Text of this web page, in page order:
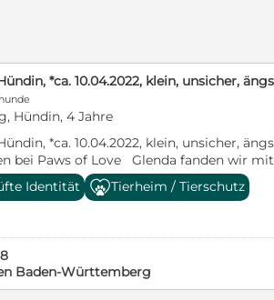
*ca. 10.04.2022, klein, unsicher,
Hündin, 4 Jahre
*ca. 10.04.2022, klein, unsicher,
bei Paws of Love Glenda fanden wir
voller Stress und Angst brachte
tot zur Welt. Ein unfassbar trauriger
viel für ihre kleine Seele. Glenda traut
ihr Körper angespannt. Wir vermuten,
Erfahrungen gemacht hat – vielleicht
Identität Tierheim / Tierschutz
Baden-Württemberg